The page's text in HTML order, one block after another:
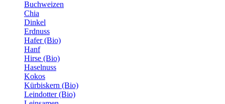
Buchweizen
Chia
Dinkel
Erdnuss
Hafer (Bio)
Hanf
Hirse (Bio)
Haselnuss
Kokos
Kürbiskern (Bio)
Leindotter (Bio)